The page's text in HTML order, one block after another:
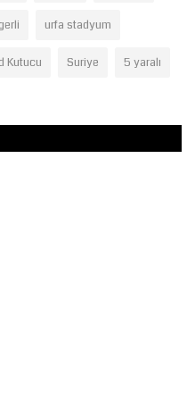
urfa stadyum
Kutucu Suriye 5 yaralı